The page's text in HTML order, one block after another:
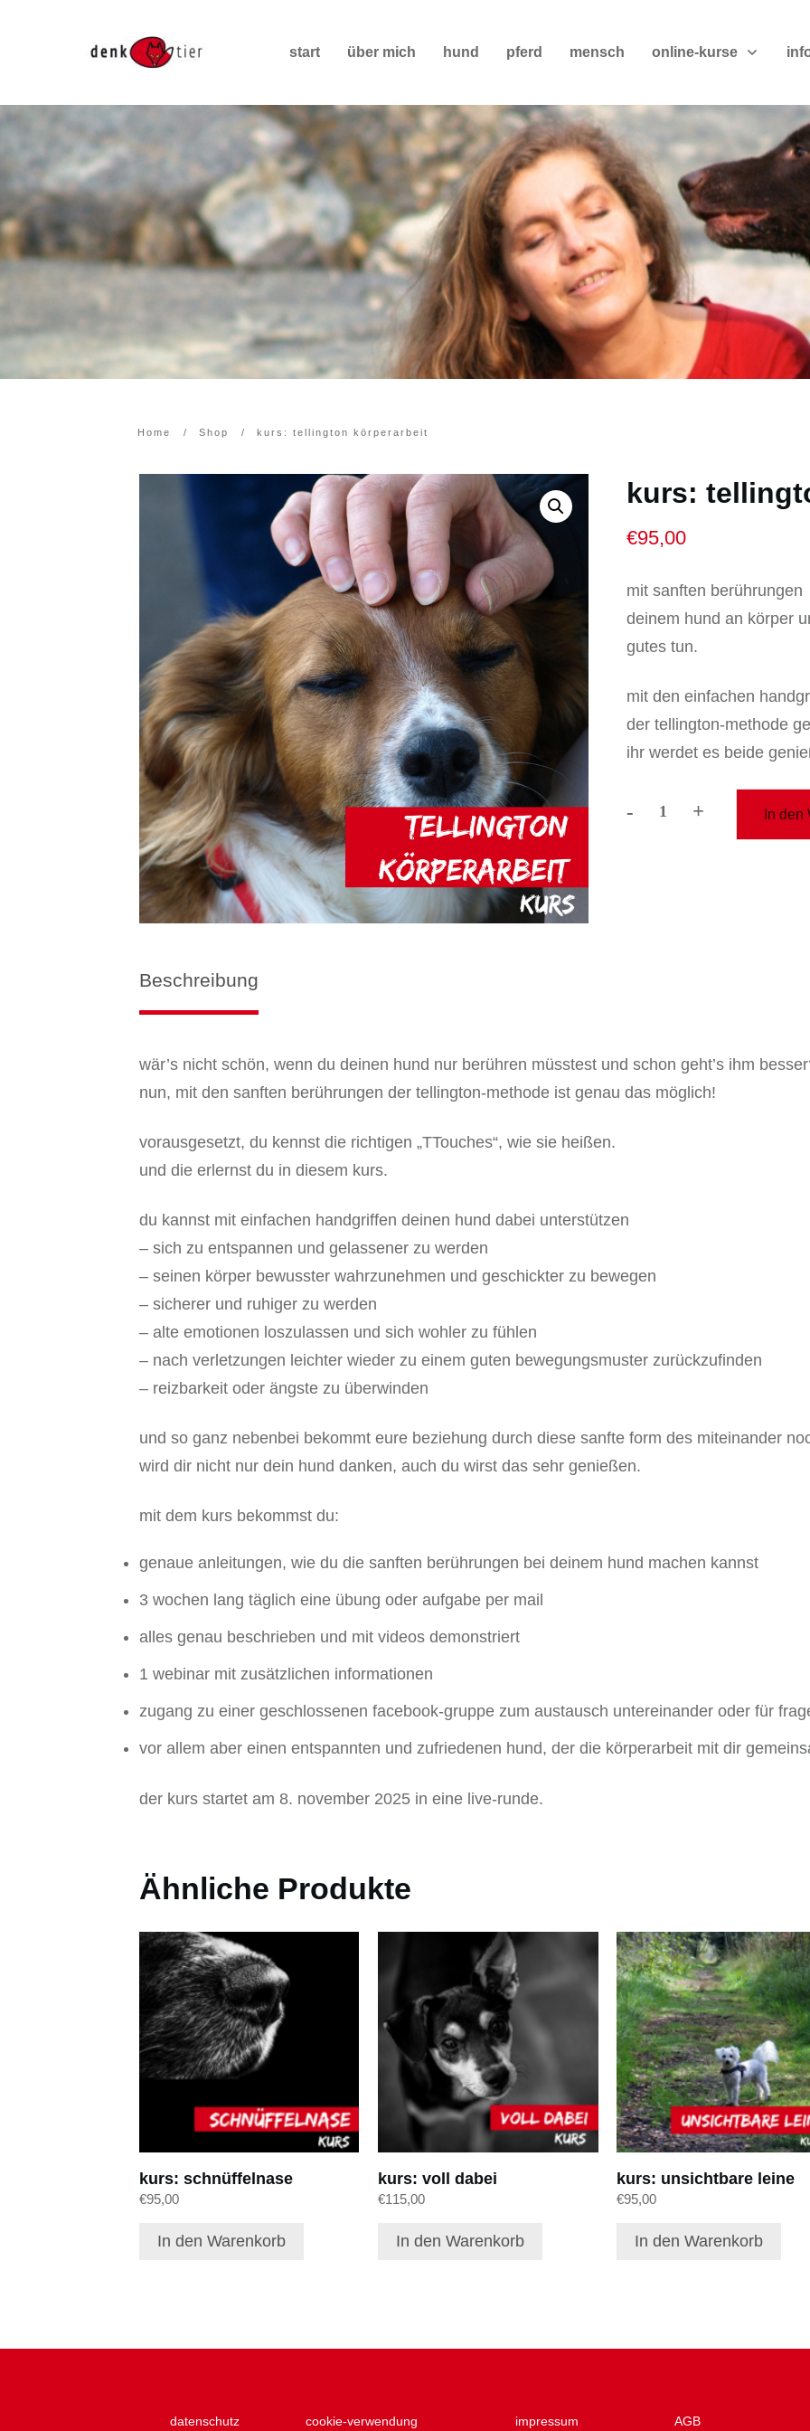
start über mich hund pferd mensch online-kurse
Home / Shop / kurs: tellington körperarbeit
kurs:
€95,00
mit sanften berührungen
deinem hund an körper
gutes tun.
mit den einfachen
der tellington-methode
ihr werdet es beide
-kurs:
+ In den
Beschreibung
wär’s nicht schön, wenn du deinen hund nur berühren müsstest und schon geht’s ihm
nun, mit den sanften berührungen der tellington-methode ist genau das möglich!
vorausgesetzt, du kennst die richtigen „TTouches“, wie sie heißen.
und die erlernst du in diesem kurs.
du kannst mit einfachen handgriffen deinen hund dabei unterstützen
– sich zu entspannen und gelassener zu werden
– seinen körper bewusster wahrzunehmen und geschickter zu bewegen
– sicherer und ruhiger zu werden
– alte emotionen loszulassen und sich wohler zu fühlen
– nach verletzungen leichter wieder zu einem guten bewegungsmuster zurückzufinden
– reizbarkeit oder ängste zu überwinden
und so ganz nebenbei bekommt eure beziehung durch diese sanfte form des miteinander
wird dir nicht nur dein hund danken, auch du wirst das sehr genießen.
mit dem kurs bekommst du:
genaue anleitungen, wie du die sanften berührungen bei deinem hund machen kannst
3 wochen lang täglich eine übung oder aufgabe per mail
alles genau beschrieben und mit videos demonstriert
1 webinar mit zusätzlichen informationen
zugang zu einer geschlossenen facebook-gruppe zum austausch untereinander oder für
vor allem aber einen entspannten und zufriedenen hund, der die körperarbeit mit dir
der kurs startet am 8. november 2025 in eine live-runde.
Ähnliche Produkte
kurs: schnüffelnase
€95,00
In den Warenkorb
kurs: voll dabei
€115,00
In den Warenkorb
kurs: unsichtbare leine
€95,00
In den Warenkorb
datenschutz cookie-verwendung impressum AGB